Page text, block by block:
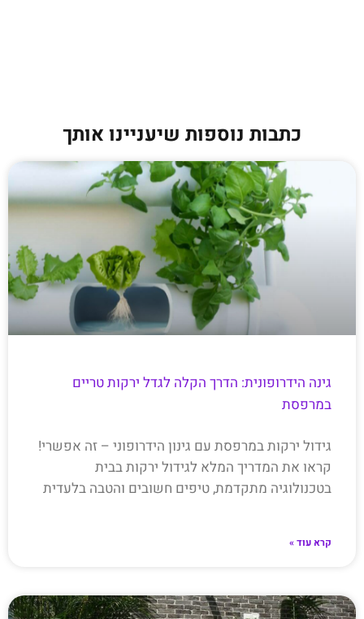
כתבות נוספות שיעניינו אותך
גינה הידרופונית: הדרך הקלה לגדל ירקות טריים
במרפסת
גידול ירקות במרפסת עם גינון הידרופוני – זה אפשרי!
קראו את המדריך המלא לגידול ירקות בבית
בטכנולוגיה מתקדמת, טיפים חשובים והטבה בלעדית
קרא עוד »